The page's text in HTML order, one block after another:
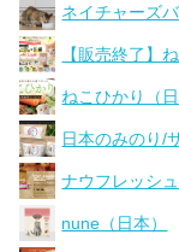
ネイチャーズ
【販売終了】
ねこひかり（日
日本のみのり/
ナウフレッシュ
nune（日本）